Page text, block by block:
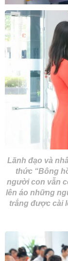
Lãnh đạo và
thức “Bông
người con vẫn
lên áo những
trắng được cài